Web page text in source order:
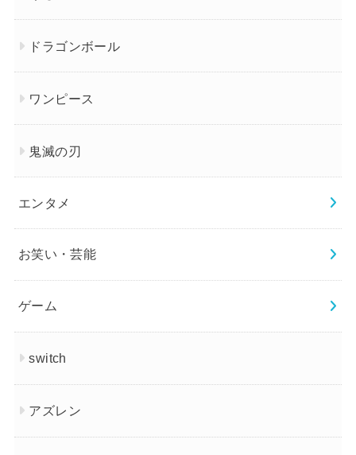
ドラゴンボール
ワンピース
鬼滅の刃
エンタメ
お笑い・芸能
ゲーム
switch
アズレン